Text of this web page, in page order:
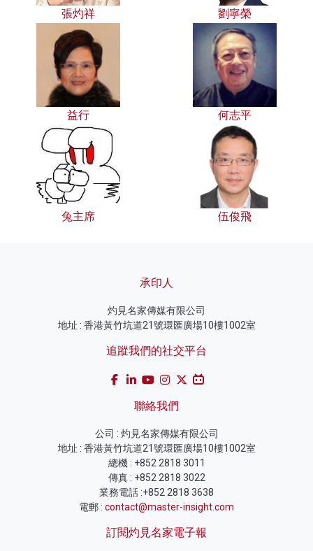
張灼祥 劉寧榮
益行 何志平
兔主席 伍俊飛
承印人
灼見名家傳媒有限公司
地址 : 香港黃竹坑道21號環匯廣場10樓1002室
追蹤我們的社交平台
聯絡我們
公司 : 灼見名家傳媒有限公司
地址 : 香港黃竹坑道21號環匯廣場10樓1002室
總機 : +852 2818 3011
傳真 : +852 2818 3022
業務電話 :+852 2818 3638
電郵 : contact@master-insight.com
訂閱灼見名家電子報